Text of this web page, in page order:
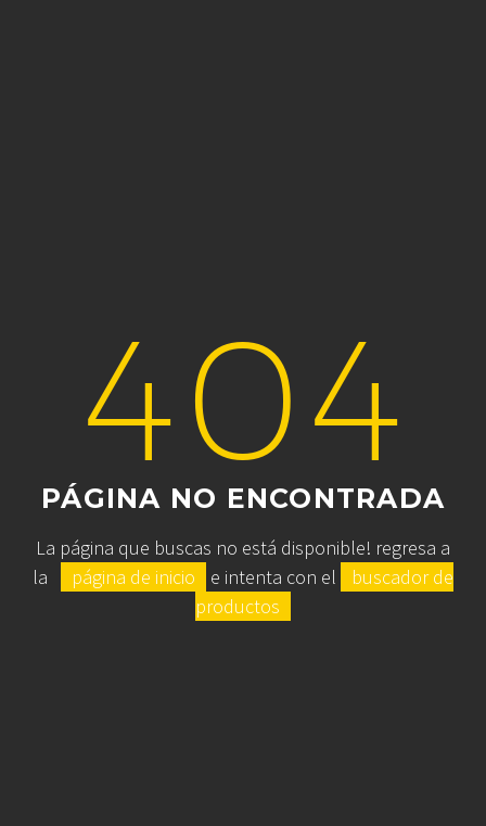
404
PÁGINA NO ENCONTRADA
La página que buscas no está disponible! regresa a
la
página de inicio e intenta con el
buscador de
productos